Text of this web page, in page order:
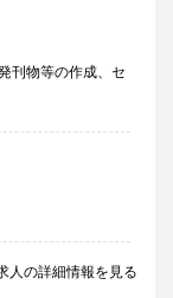
刊物等の作成、セ
人の詳細情報を見る